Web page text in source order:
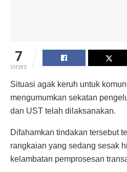
7
VIEWS
Situasi agak keruh untuk
mengumumkan sekatan
dan UST telah dilaksanakan.
Difahamkan tindakan tersebut
rangkaian yang sedang sesak
kelambatan pemprosesan